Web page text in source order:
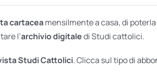
cartaceamensilmente a casa, di poterla
l’archivio digitaledi Studi cattolici.
Studi Cattolici. Clicca sul tipo di